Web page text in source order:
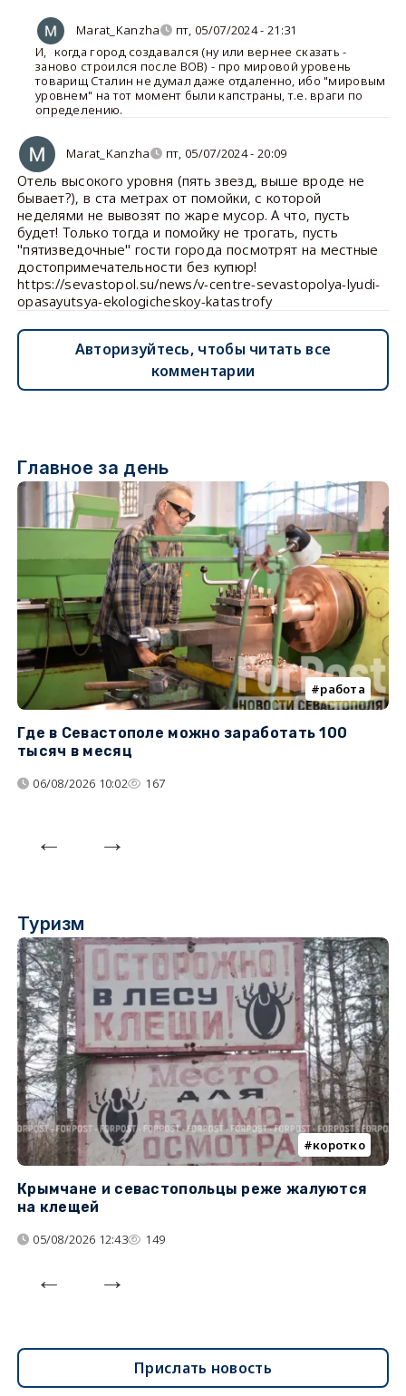
Marat_Kanzha
пт, 05/07/2024 - 21:31
И, когда город создавался (ну или вернее сказать -
заново строился после ВОВ) - про мировой уровень
товарищ Сталин не думал даже отдаленно, ибо "мировым
уровнем" на тот момент были капстраны, т.е. враги по
определению.
Marat_Kanzha пт, 05/07/2024 - 20:09
Отель высокого уровня (пять звезд, выше вроде не
бывает?), в ста метрах от помойки, с которой
неделями не вывозят по жаре мусор. А что, пусть
будет! Только тогда и помойку не трогать, пусть
"пятизведочные" гости города посмотрят на местные
достопримечательности без купюр!
https://sevastopol.su/news/v-centre-sevastopolya-lyudi-
opasayutsya-ekologicheskoy-katastrofy
Авторизуйтесь, чтобы читать все
комментарии
Главное за день
работа
Где в Севастополе можно заработать 100
тысяч в месяц
06/08/2026 10:02 167
Туризм
коротко
Крымчане и севастопольцы реже жалуются
на клещей
05/08/2026 12:43 149
Прислать новость